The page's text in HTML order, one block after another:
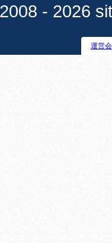
- 2026
運営